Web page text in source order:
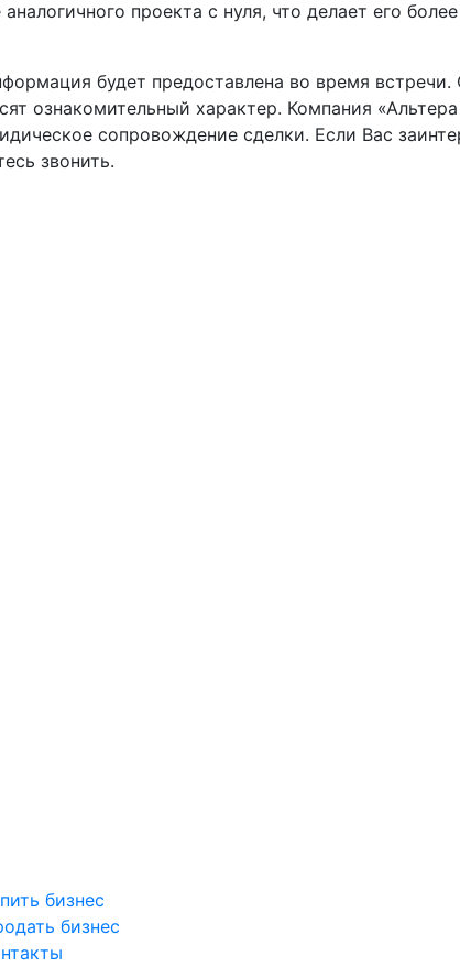
аналогичного проекта с нуля, что делает его
будет предоставлена во время встречи.
ознакомительный характер. Компания
сопровождение сделки. Если Вас
звонить.
бизнес
бизнес